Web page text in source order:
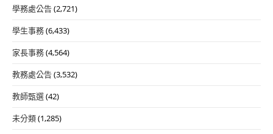
學務處公告(2,721)
學生事務(6,433)
家長事務(4,564)
教務處公告(3,532)
教師甄選(42)
未分類(1,285)